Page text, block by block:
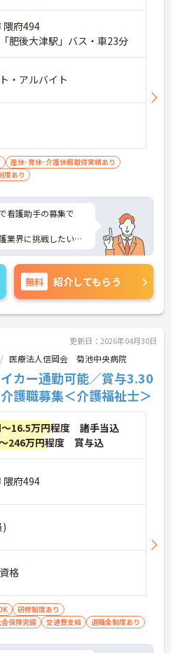
隈府494
肥後大津駅」バス・車23分
・アルバイト
産休･育休･介護休暇取得実績あり
度あり
看護助手の募集で
業界に挑戦したい方
残業もないため、家
やすいです◎
お伝えしますので、
無料 紹介してもらう
更新日：2026年04月30日
医療法人信岡会 菊池中央病院
カー通勤可能／賞与3.30
護職募集＜介護福祉士＞
16.5万円程度 諸手当込
246万円程度 賞与込
隈府494
)
格
研修制度あり
保険完備 交通費支給 退職金制度あり